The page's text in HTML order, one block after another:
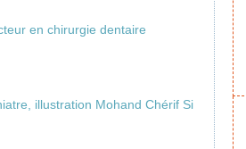
en chirurgie dentaire
illustration Mohand Chérif Si